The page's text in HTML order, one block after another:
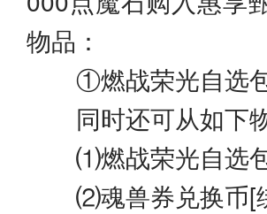
物品：
①燃战荣光自选
同时还可从如下
⑴燃战荣光自选
⑵魂兽券兑换币[